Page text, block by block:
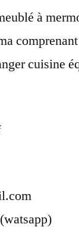
à
cuisine